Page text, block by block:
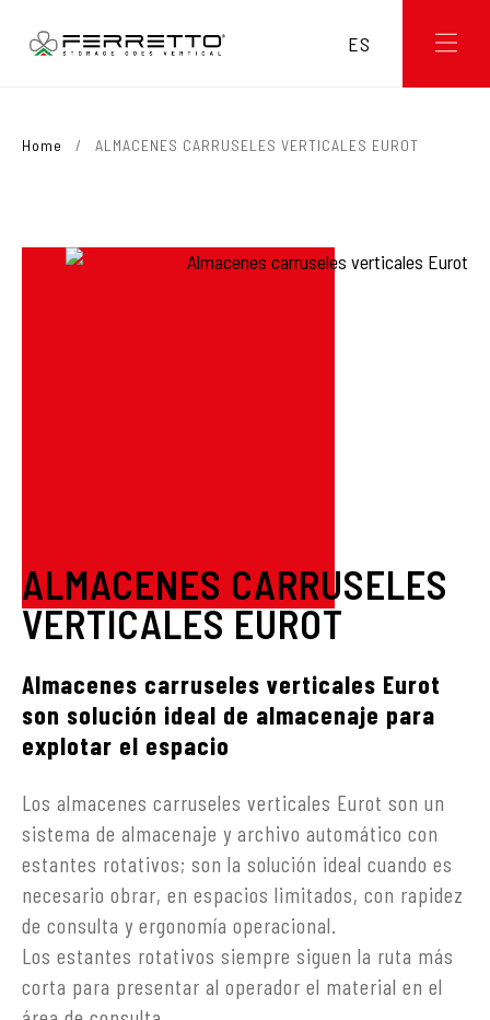
ES
Home / ALMACENES CARRUSELES VERTICALES EUROT
ALMACENES CARRUSELES
VERTICALES EUROT
Almacenes carruseles verticales Eurot
son solución ideal de almacenaje para
explotar el espacio
Los almacenes carruseles verticales Eurot son un
sistema de almacenaje y archivo automático con
estantes rotativos; son la solución ideal cuando es
necesario obrar, en espacios limitados, con rapidez
de consulta y ergonomía operacional.
Los estantes rotativos siempre siguen la ruta más
corta para presentar al operador el material en el